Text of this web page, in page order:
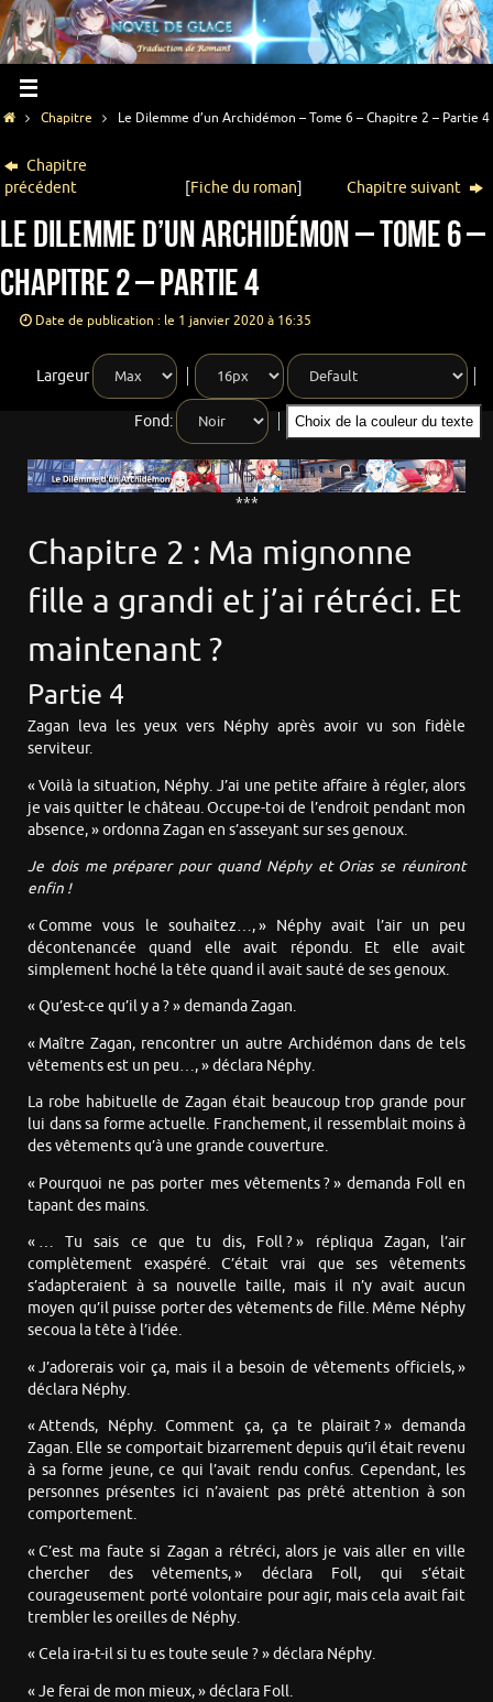
Chapitre Le Dilemme d’un Archidémon – Tome 6 – Chapitre 2 – Partie 4
Chapitre
précédent
[Fiche du roman] Chapitre suivant
Le Dilemme d’un Archidémon – Tome 6 –
Chapitre 2 – Partie 4
Date de publication : le 1 janvier 2020 à 16:35
Largeur
Fond: Choix de la couleur du texte
***
Chapitre 2 : Ma mignonne
fille a grandi et j’ai rétréci. Et
maintenant ?
Partie 4
Zagan leva les yeux vers Néphy après avoir vu son fidèle
serviteur.
« Voilà la situation, Néphy. J’ai une petite affaire à régler, alors
je vais quitter le château. Occupe-toi de l’endroit pendant mon
absence, » ordonna Zagan en s’asseyant sur ses genoux.
Je dois me préparer pour quand Néphy et Orias se réuniront
enfin !
« Comme vous le souhaitez…, » Néphy avait l’air un peu
décontenancée quand elle avait répondu. Et elle avait
simplement hoché la tête quand il avait sauté de ses genoux.
« Qu’est-ce qu’il y a ? » demanda Zagan.
« Maître Zagan, rencontrer un autre Archidémon dans de tels
vêtements est un peu…, » déclara Néphy.
La robe habituelle de Zagan était beaucoup trop grande pour
lui dans sa forme actuelle. Franchement, il ressemblait moins à
des vêtements qu’à une grande couverture.
« Pourquoi ne pas porter mes vêtements ? » demanda Foll en
tapant des mains.
« … Tu sais ce que tu dis, Foll ? » répliqua Zagan, l’air
complètement exaspéré. C’était vrai que ses vêtements
s’adapteraient à sa nouvelle taille, mais il n’y avait aucun
moyen qu’il puisse porter des vêtements de fille. Même Néphy
secoua la tête à l’idée.
« J’adorerais voir ça, mais il a besoin de vêtements officiels, »
déclara Néphy.
« Attends, Néphy. Comment ça, ça te plairait ? » demanda
Zagan. Elle se comportait bizarrement depuis qu’il était revenu
à sa forme jeune, ce qui l’avait rendu confus. Cependant, les
personnes présentes ici n’avaient pas prêté attention à son
comportement.
« C’est ma faute si Zagan a rétréci, alors je vais aller en ville
chercher des vêtements, » déclara Foll, qui s’était
courageusement porté volontaire pour agir, mais cela avait fait
trembler les oreilles de Néphy.
« Cela ira-t-il si tu es toute seule ? » déclara Néphy.
« Je ferai de mon mieux, » déclara Foll.